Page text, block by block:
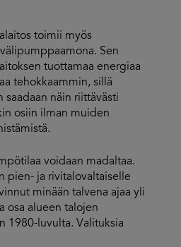
toimii myös
Sen
tuottamaa energiaa
tehokkaammin, sillä
saadaan näin riittävästi
osiin ilman muiden
voidaan madaltaa.
pien- ja rivitalovaltaiselle
minään talvena ajaa yli
osa alueen talojen
1980-luvulta. Valituksia